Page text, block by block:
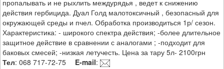
пропалывать и не рыхлить междурядья , ведет к снижению
действия гербицида. Дуал Голд малотоксичный , безопасный для
окружающей среды и пчел. Обработка производиться 1р/ сезон.
Характеристика: - широкого спектра действия; -более длительное
защитное действие в сравнении с аналогами ; -подходит для
баковых смесей; -низкая летучесть. Цена за тару 5л- 2100грн
Тел: 068 717-72-75 E-mail: